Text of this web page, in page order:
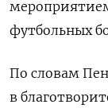
футбольных
По словам
в